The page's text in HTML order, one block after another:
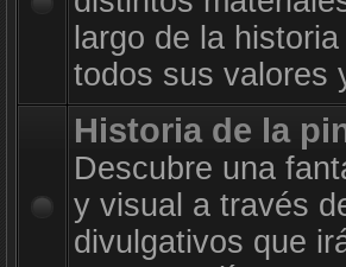
largo de la
todos sus valores
Historia de la
Descubre una
y visual a través
divulgativos que